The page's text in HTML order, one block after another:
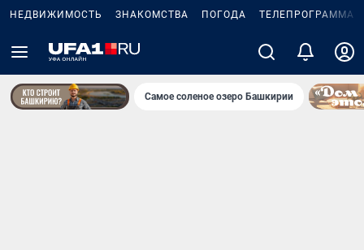
НЕДВИЖИМОСТЬ ЗНАКОМСТВА ПОГОДА ТЕЛЕПРОГРАММА
Самое соленое озеро Башкирии